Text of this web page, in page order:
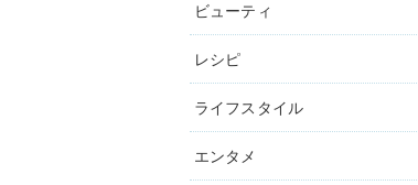
ビューティ
レシピ
ライフスタイル
エンタメ